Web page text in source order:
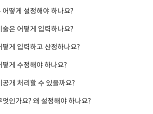
떻게 설정해야 하나요?
은 어떻게 입력하나요?
게 입력하고 산정하나요?
게 수정해야 하나요?
개 처리할 수 있을까요?
인가요? 왜 설정해야 하나요?